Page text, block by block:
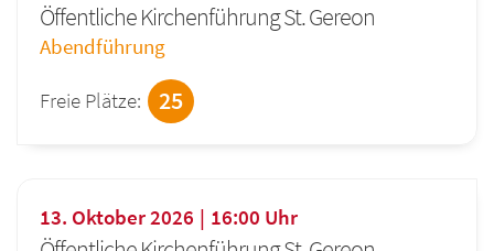
Öffentliche Kirchenführung St. Gereon
Abendführung
Freie Plätze: 25
13. Oktober 2026 16:00 Uhr